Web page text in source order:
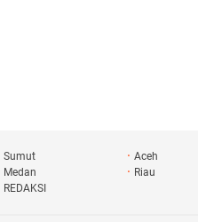
Sumut
Aceh
Medan
Riau
REDAKSI